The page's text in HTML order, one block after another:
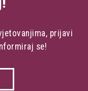
prijavi
se!